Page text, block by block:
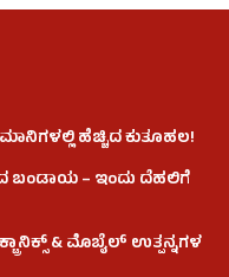
ಹೆಚ್ಚಿದ ಕುತೂಹಲ!
ಬಂಡಾಯ – ಇಂದು ದೆಹಲಿಗೆ
& ಮೊಬೈಲ್ ಉತ್ಪನ್ನಗಳ